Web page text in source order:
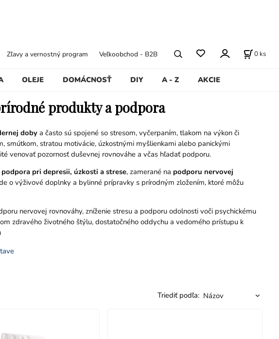
OLEJE DOMÁCNOSŤ DIY A - Z AKCIE
Zľavy a vernostný program Veľkoobchod - B2B 0 ks
produkty a podpora
dobya často sú spojené so stresom, vyčerpaním, tlakom na výkon či
smútkom, stratou motivácie, úzkostnými myšlienkami alebo panickými
venovať pozornosť duševnej rovnováhe a včas hľadať podporu.
pri depresii, úzkosti a strese, zamerané na podporu nervovej
o výživové doplnky a bylinné prípravky s prírodným zložením, ktoré môžu
nervovej rovnováhy, zníženie stresu a podporu odolnosti voči psychickému
zdravého životného štýlu, dostatočného oddychu a vedomého prístupu k
Triediť podľa: